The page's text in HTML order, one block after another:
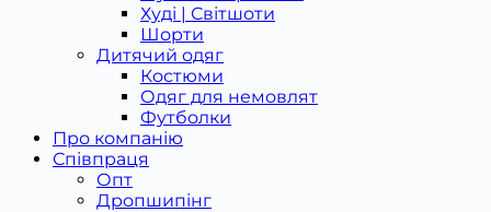
Худі | Світшоти
Шорти
Дитячий одяг
Костюми
Одяг для немовлят
Футболки
Про компанію
Співпраця
Опт
Дропшипінг